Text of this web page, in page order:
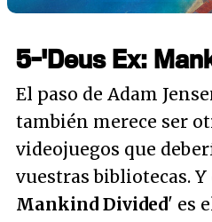
5-'Deus Ex:
El paso de Adam
también merece ser
videojuegos que
vuestras bibliotecas. Y
Mankind Divided' es